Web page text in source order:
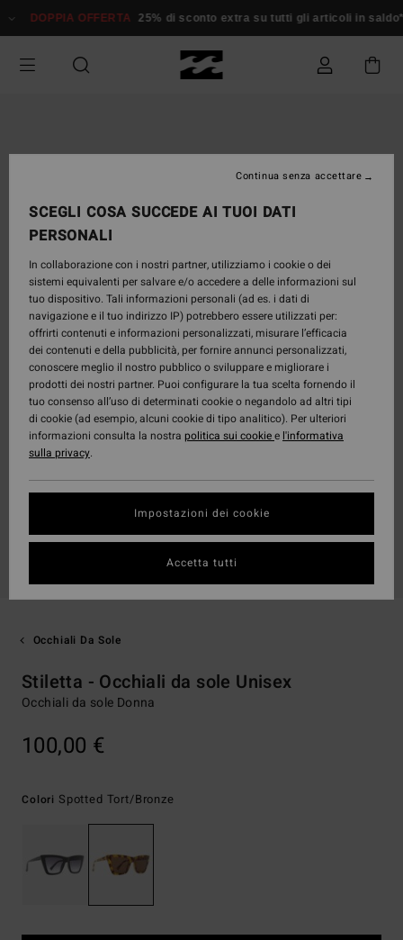
alle
prodotto
DOPPIA OFFERTA 25% di sconto extra su tutti gli articoli in saldo*
Occhiali Da Sole
Stiletta - Occhiali da sole Unisex
Occhiali da sole Donna
100,00 €
Colori Spotted Tort/bronze
SCEGLI COSA SUCCEDE AI TUOI DATI
PERSONALI
In collaborazione con i nostri partner, utilizziamo i cookie o dei
sistemi equivalenti per salvare e/o accedere a delle informazioni sul
tuo dispositivo. Tali informazioni personali (ad es. i dati di
navigazione e il tuo indirizzo IP) potrebbero essere utilizzati per:
offrirti contenuti e informazioni personalizzati, misurare l’efficacia
dei contenuti e della pubblicità, per fornire annunci personalizzati,
conoscere meglio il nostro pubblico o sviluppare e migliorare i
prodotti dei nostri partner. Puoi configurare la tua scelta fornendo il
tuo consenso all’uso di determinati cookie o negandolo ad altri tipi
di cookie (ad esempio, alcuni cookie di tipo analitico). Per ulteriori
informazioni consulta la nostra politica sui cookiee l'informativa
sulla privacy.
Impostazioni dei cookie
Continua senza accettare
Accetta tutti